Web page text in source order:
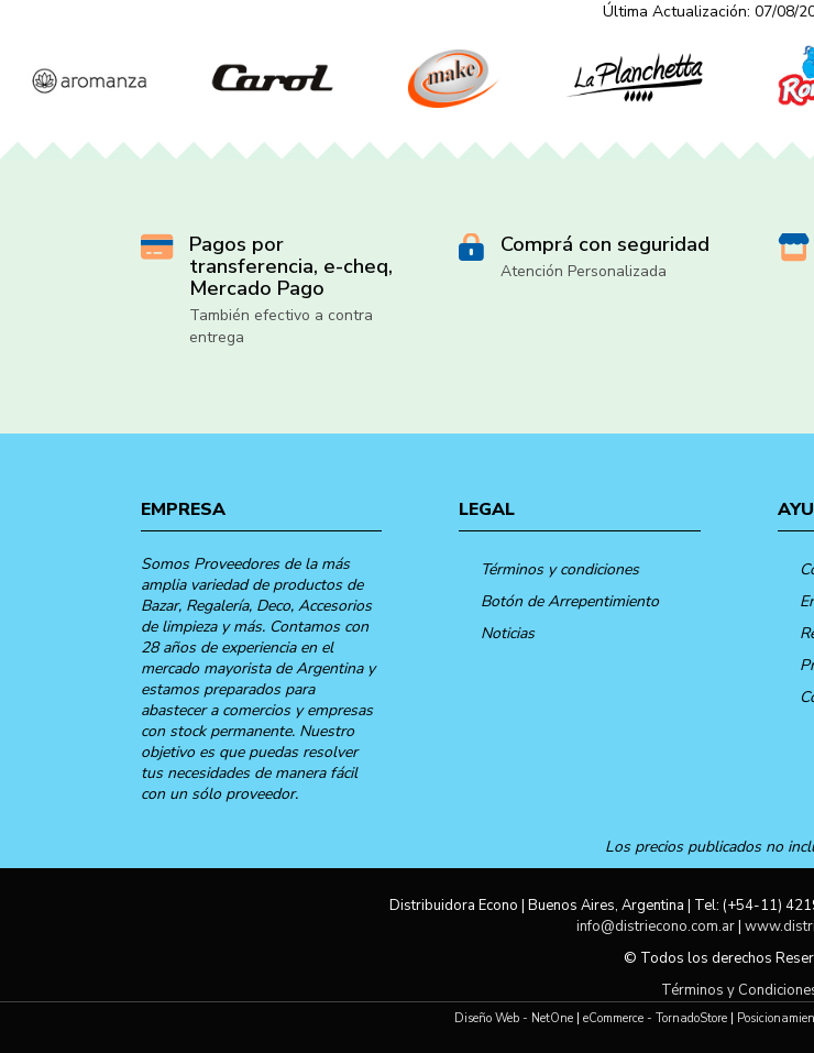
Última Actualización: 07/08/
Pagos por
transferencia, e-cheq,
Mercado Pago
También efectivo a contra
entrega
Comprá con seguridad
Atención Personalizada
EMPRESA
Somos Proveedores de la más
amplia variedad de productos de
Bazar, Regalería, Deco, Accesorios
de limpieza y más. Contamos con
28 años de experiencia en el
mercado mayorista de Argentina y
estamos preparados para
abastecer a comercios y empresas
con stock permanente. Nuestro
objetivo es que puedas resolver
tus necesidades de manera fácil
con un sólo proveedor.
LEGAL
Términos y condiciones
Botón de Arrepentimiento
Noticias
Los precios publicados no
Distribuidora Econo | Buenos Aires, Argentina | Tel: (+54-11)
info@distriecono.com.ar|
© Todos los derechos
Términos y
Diseño Web - NetOne | eCommerce - TornadoStore |